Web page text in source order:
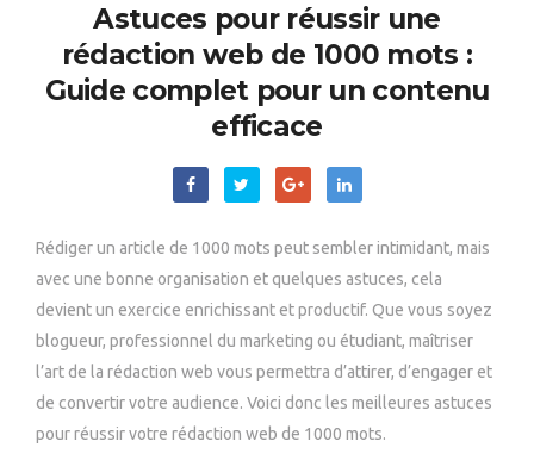
Astuces pour réussir une
rédaction web de 1000 mots :
Guide complet pour un contenu
efficace
Rédiger un article de 1000 mots peut sembler intimidant, mais
avec une bonne organisation et quelques astuces, cela
devient un exercice enrichissant et productif. Que vous soyez
blogueur, professionnel du marketing ou étudiant, maîtriser
l’art de la rédaction web vous permettra d’attirer, d’engager et
de convertir votre audience. Voici donc les meilleures astuces
pour réussir votre rédaction web de 1000 mots.